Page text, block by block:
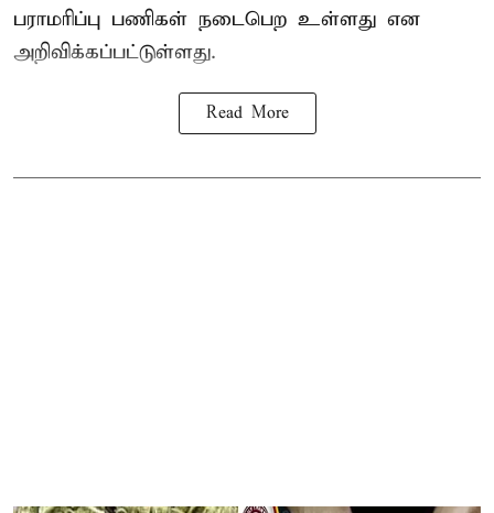
பராமரிப்பு பணிகள் நடைபெற உள்ளது என
அறிவிக்கப்பட்டுள்ளது.
Read More